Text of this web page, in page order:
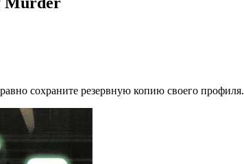
сохраните резервную копию своего профиля.